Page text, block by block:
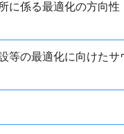
に係る最適化の方向性
等の最適化に向けたサ